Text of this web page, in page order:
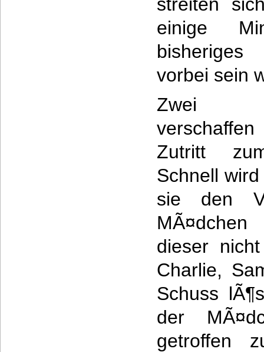
einige
vorbei sein
Zwei
Zutritt
Schnell
sie den
dieser
Charlie,
Schuss
der
getroffen